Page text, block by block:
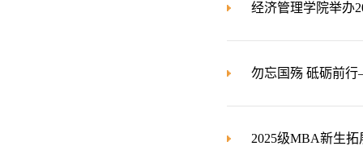
经济管理学院举办
勿忘国殇 砥砺前
2025级MBA新生